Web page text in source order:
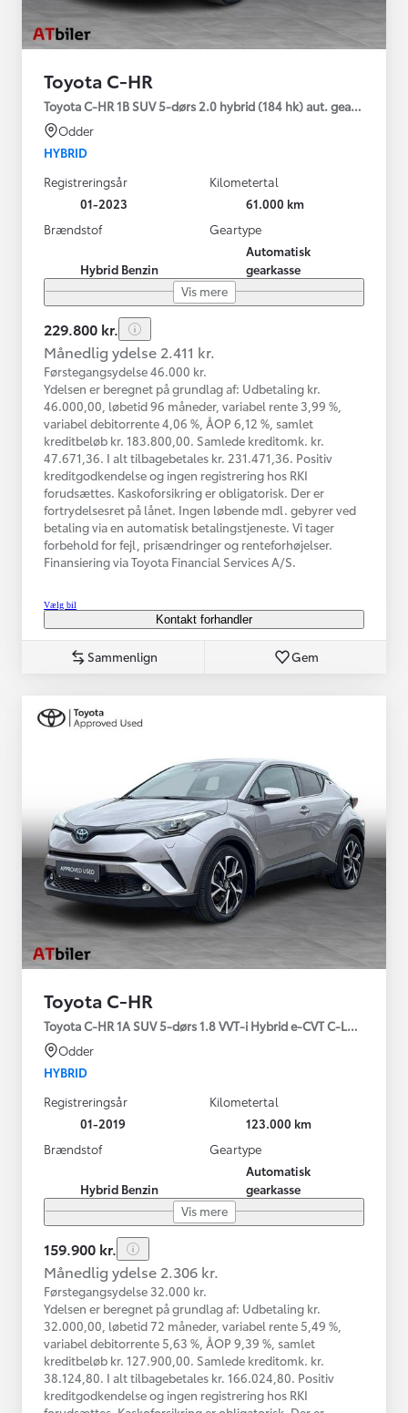
Toyota C-HR
Toyota C-HR 1B SUV 5-dørs 2.0 hybrid (184 hk) aut. gear C-HIC
Odder
HYBRID
Registreringsår
01-2023
Kilometertal
61.000 km
Brændstof
Hybrid Benzin
Geartype
Automatisk
gearkasse
Vis mere
229.800 kr.
Månedlig ydelse 2.411 kr.
Førstegangsydelse 46.000 kr.
Ydelsen er beregnet på grundlag af: Udbetaling kr.
46.000,00, løbetid 96 måneder, variabel rente 3,99 %,
variabel debitorrente 4,06 %, ÅOP 6,12 %, samlet
kreditbeløb kr. 183.800,00. Samlede kreditomk. kr.
47.671,36. I alt tilbagebetales kr. 231.471,36. Positiv
kreditgodkendelse og ingen registrering hos RKI
forudsættes. Kaskoforsikring er obligatorisk. Der er
fortrydelsesret på lånet. Ingen løbende mdl. gebyrer ved
betaling via en automatisk betalingstjeneste. Vi tager
forbehold for fejl, prisændringer og renteforhøjelser.
Finansiering via Toyota Financial Services A/S.
Vælg bil
Kontakt forhandler
Sammenlign Gem
Toyota C-HR
Toyota C-HR 1A SUV 5-dørs 1.8 VVT-i Hybrid e-CVT C-LUB -
Odder
HYBRID
Registreringsår
01-2019
Kilometertal
123.000 km
Brændstof
Hybrid Benzin
Geartype
Automatisk
gearkasse
Vis mere
159.900 kr.
Månedlig ydelse 2.306 kr.
Førstegangsydelse 32.000 kr.
Ydelsen er beregnet på grundlag af: Udbetaling kr.
32.000,00, løbetid 72 måneder, variabel rente 5,49 %,
variabel debitorrente 5,63 %, ÅOP 9,39 %, samlet
kreditbeløb kr. 127.900,00. Samlede kreditomk. kr.
38.124,80. I alt tilbagebetales kr. 166.024,80. Positiv
kreditgodkendelse og ingen registrering hos RKI